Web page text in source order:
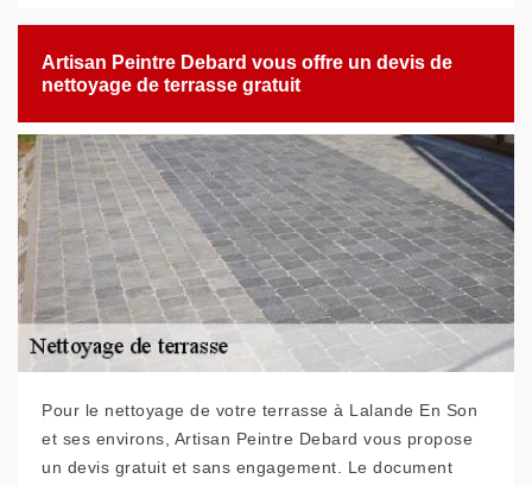
Artisan Peintre Debard vous offre un devis de
nettoyage de terrasse gratuit
Pour le nettoyage de votre terrasse à Lalande En Son
et ses environs, Artisan Peintre Debard vous propose
un devis gratuit et sans engagement. Le document